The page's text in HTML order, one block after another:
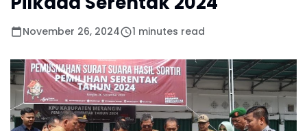
November 26, 2024 1 minutes read